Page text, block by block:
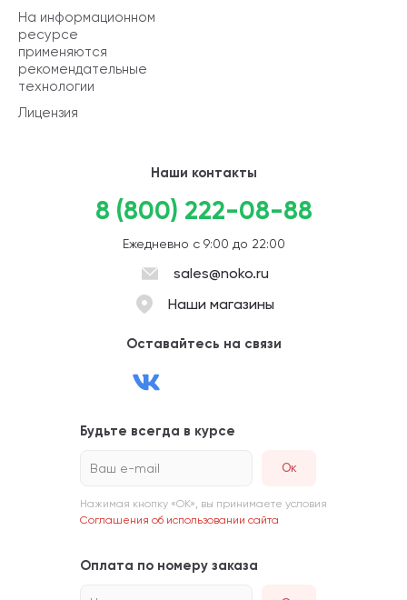
На информационном
ресурсе
применяются
рекомендательные
технологии
Лицензия
Наши контакты
8 (800) 222-08-88
Ежедневно с 9:00 до 22:00
sales@noko.ru
Наши магазины
Оставайтесь на связи
Будьте всегда в курсе
Ваш e-mail
Нажимая кнопку «ОК», вы принимаете условия
Соглашения об использовании сайта
Оплата по номеру заказа